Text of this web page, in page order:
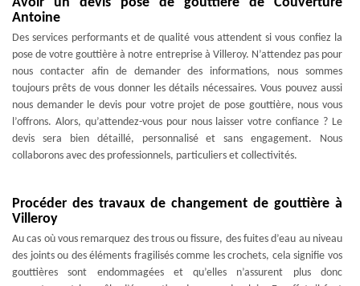
Antoine
Des services performants et de qualité vous attendent si vous confiez la
pose de votre gouttière à notre entreprise à Villeroy. N’attendez pas pour
nous contacter afin de demander des informations, nous sommes
toujours prêts de vous donner les détails nécessaires. Vous pouvez aussi
nous demander le devis pour votre projet de pose gouttière, nous vous
l’offrons. Alors, qu’attendez-vous pour nous laisser votre confiance ? Le
devis sera bien détaillé, personnalisé et sans engagement. Nous
collaborons avec des professionnels, particuliers et collectivités.
Procéder des travaux de changement de gouttière à
Villeroy
Au cas où vous remarquez des trous ou fissure, des fuites d’eau au niveau
des joints ou des éléments fragilisés comme les crochets, cela signifie vos
gouttières sont endommagées et qu’elles n’assurent plus donc